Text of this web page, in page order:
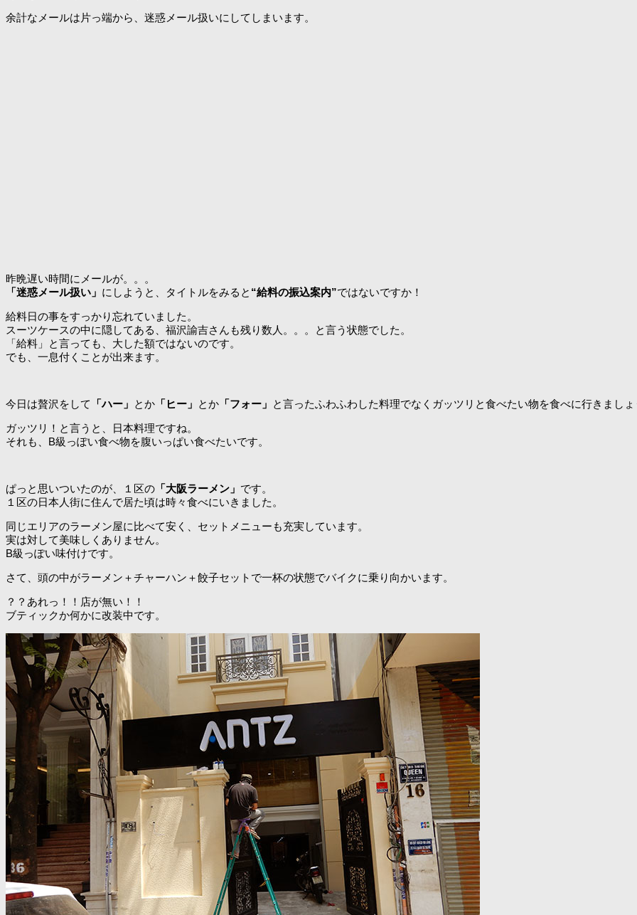
余計なメールは片っ端から、迷惑メール扱いにしてしまいます。
昨晩遅い時間にメールが。。。
「迷惑メール扱い」 にしようと、タイトルをみると “給料の振込案内”ではないですか！
給料日の事をすっかり忘れていました。
スーツケースの中に隠してある、福沢諭吉さんも残り数人。。。と言う状態でした。
「給料」と言っても、大した額ではないのです。
でも、一息付くことが出来ます。
今日は贅沢をして 「ハー」 とか 「ヒー」 とか 「フォー」 と言ったふわふわした料理でなくガッツリと食べたい物を食べに行きまし
ガッツリ！と言うと、日本料理ですね。
それも、B級っぽい食べ物を腹いっぱい食べたいです。
ぱっと思いついたのが、１区の 「大阪ラーメン」 です。
１区の日本人街に住んで居た頃は時々食べにいきました。
同じエリアのラーメン屋に比べて安く、セットメニューも充実しています。
実は対して美味しくありません。
B級っぽい味付けです。
さて、頭の中がラーメン＋チャーハン＋餃子セットで一杯の状態でバイクに乗り向かいます。
？？あれっ！！店が無い！！
ブティックか何かに改装中です。